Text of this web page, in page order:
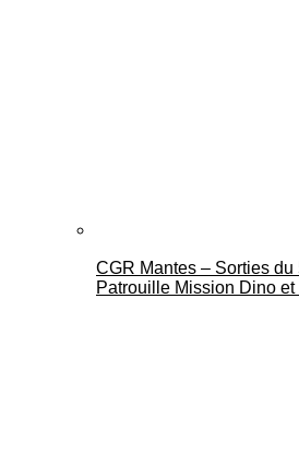
CGR Mantes – Sorties
Patrouille Mission Dino